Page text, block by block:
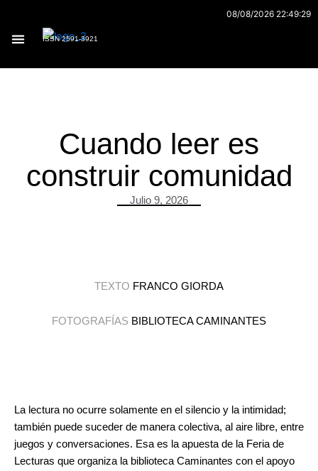
contenido
08/08/2026 22:49:29
ISSN 2591-3921
Cuando leer es
construir comunidad
Julio 9, 2026
TEXTO FRANCO GIORDA
FOTOGRAFÍAS BIBLIOTECA CAMINANTES
La lectura no ocurre solamente en el silencio y la intimidad;
también puede suceder de manera colectiva, al aire libre, entre
juegos y conversaciones. Esa es la apuesta de la Feria de
Lecturas que organiza la biblioteca Caminantes con el apoyo